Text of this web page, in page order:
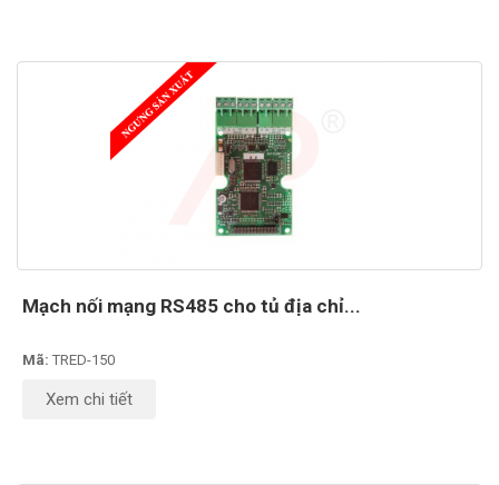
Mạch nối mạng RS485 cho tủ địa chỉ...
Mã: TRED-150
Xem chi tiết